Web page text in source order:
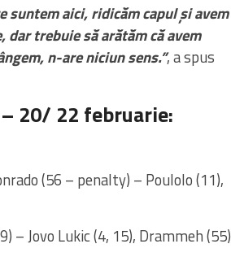
suntem aici, ridicăm capul și avem
trebuie să arătăm că avem
n-are niciun sens.”, a spus
20/ 22 februarie:
(56 – penalty) – Poulolo (11),
– Jovo Lukic (4, 15), Drammeh (55)